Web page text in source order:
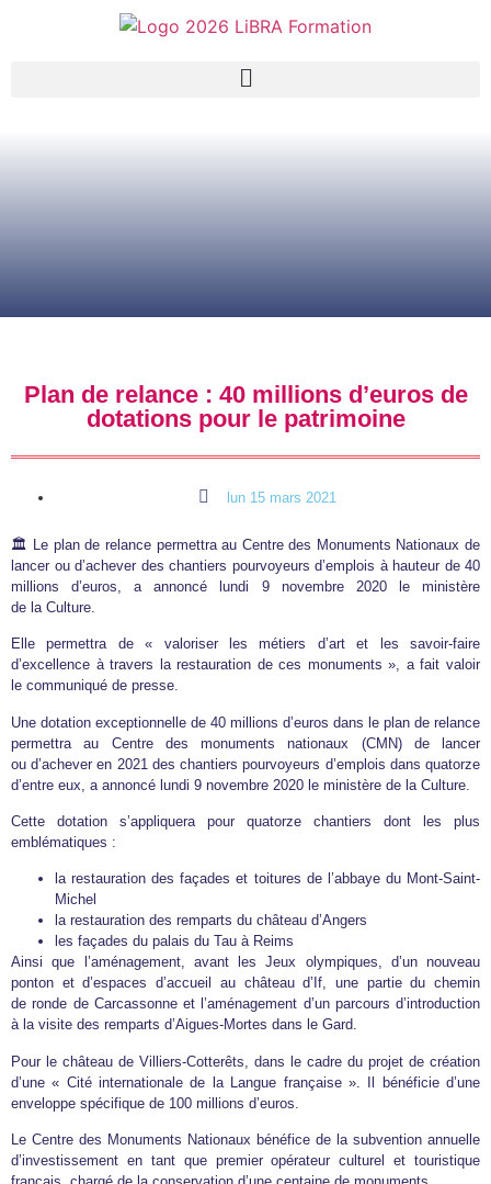
Plan de relance : 40 millions d’euros de
dotations pour le patrimoine
lun 15 mars 2021
🏛️ Le plan de relance permettra au Centre des Monuments Nationaux de
lancer ou d’achever des chantiers pourvoyeurs d’emplois à hauteur de 40
millions d’euros, a annoncé lundi 9 novembre 2020 le ministère
de la Culture.
Elle permettra de « valoriser les métiers d’art et les savoir-faire
d’excellence à travers la restauration de ces monuments », a fait valoir
le communiqué de presse.
Une dotation exceptionnelle de 40 millions d’euros dans le plan de relance
permettra au Centre des monuments nationaux (CMN) de lancer
ou d’achever en 2021 des chantiers pourvoyeurs d’emplois dans quatorze
d’entre eux, a annoncé lundi 9 novembre 2020 le ministère de la Culture.
Cette dotation s’appliquera pour quatorze chantiers dont les plus
emblématiques :
la restauration des façades et toitures de l’abbaye du Mont-Saint-
Michel
la restauration des remparts du château d’Angers
les façades du palais du Tau à Reims
Ainsi que l’aménagement, avant les Jeux olympiques, d’un nouveau
ponton et d’espaces d’accueil au château d’If, une partie du chemin
de ronde de Carcassonne et l’aménagement d’un parcours d’introduction
à la visite des remparts d’Aigues-Mortes dans le Gard.
Pour le château de Villiers-Cotterêts, dans le cadre du projet de création
d’une « Cité internationale de la Langue française ». Il bénéficie d’une
enveloppe spécifique de 100 millions d’euros.
Le Centre des Monuments Nationaux bénéfice de la subvention annuelle
d’investissement en tant que premier opérateur culturel et touristique